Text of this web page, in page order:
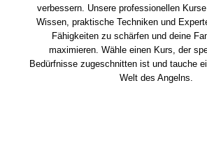
verbessern. Unsere professionellen
Wissen, praktische Techniken und
Fähigkeiten zu schärfen und deine
maximieren. Wähle einen Kurs, der
Bedürfnisse zugeschnitten ist und tauche
Welt des Angelns.